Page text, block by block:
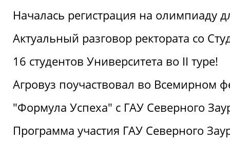
Началась регистрация на олимпиаду
Актуальный разговор ректората со
16 студентов Университета во II туре!
Агровуз поучаствовал во Всемирном
"Формула Успеха" с ГАУ Северного
Программа участия ГАУ Северного